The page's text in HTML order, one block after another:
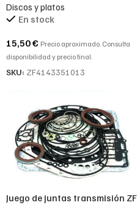
4143.351.013
Discos y platos
En stock
15,50€ Precio aproximado. Consulta
disponibilidad y precio final.
SKU: ZF4143351013
Juego de juntas transmisión ZF